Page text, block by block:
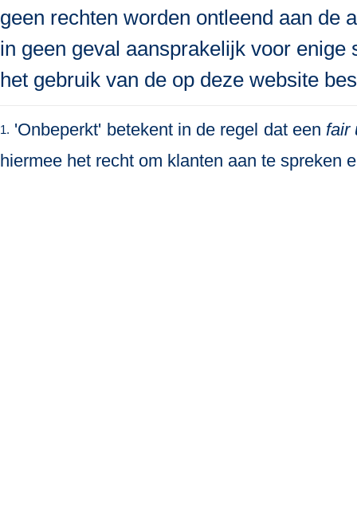
geen rechten worden ontleend aan de
in geen geval aansprakelijk voor
het gebruik van de op deze website
1. 'Onbeperkt' betekent in de regel dat een fair
hiermee het recht om klanten aan te spreken